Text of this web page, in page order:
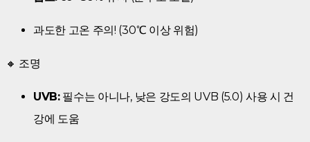
과도한 고온 주의! (30℃ 이상 위험)
🔸 조명
UVB:필수는 아니나, 낮은 강도의 UVB (5.0) 사용 시 건
강에 도움